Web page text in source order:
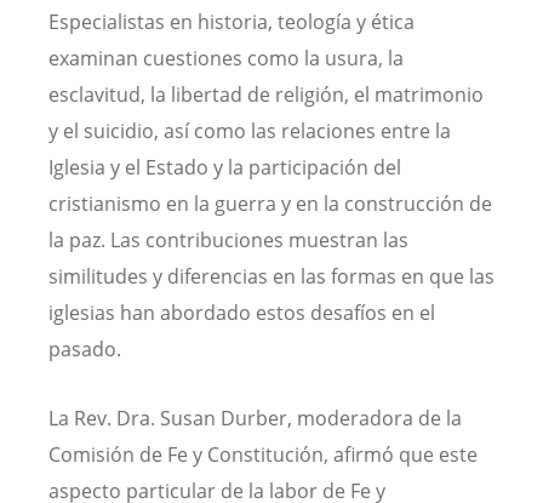
Especialistas en historia, teología y ética
examinan cuestiones como la usura, la
esclavitud, la libertad de religión, el matrimonio
y el suicidio, así como las relaciones entre la
Iglesia y el Estado y la participación del
cristianismo en la guerra y en la construcción de
la paz. Las contribuciones muestran las
similitudes y diferencias en las formas en que las
iglesias han abordado estos desafíos en el
pasado.
La Rev. Dra. Susan Durber, moderadora de la
Comisión de Fe y Constitución, afirmó que este
aspecto particular de la labor de Fe y